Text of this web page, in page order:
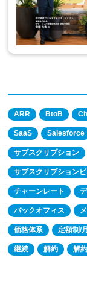
ARR BtoB
SaaS Salesforce
サブスクリプション
サブスクリプション
チャーンレート
バックオフィス
価格体系 定額制/
継続 解約 解